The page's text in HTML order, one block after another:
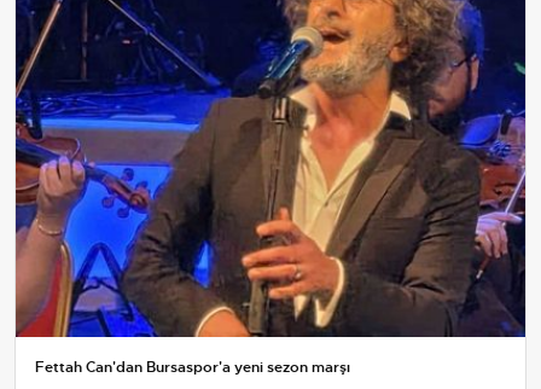
Fettah Can'dan Bursaspor'a yeni sezon marşı